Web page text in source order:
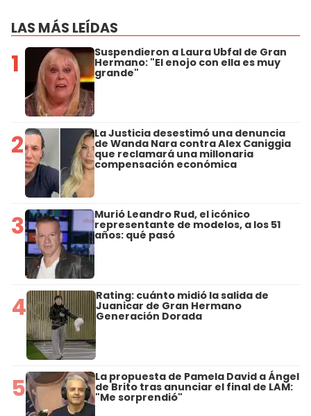
LAS MÁS LEÍDAS
1 Suspendieron a Laura Ubfal de Gran
Hermano: "El enojo con ella es muy
grande"
2 La Justicia desestimó una denuncia
de Wanda Nara contra Alex Caniggia
que reclamará una millonaria
compensación económica
3 Murió Leandro Rud, el icónico
representante de modelos, a los 51
años: qué pasó
4 Rating: cuánto midió la salida de
Juanicar de Gran Hermano
Generación Dorada
5 La propuesta de Pamela David a Ángel
de Brito tras anunciar el final de LAM:
"Me sorprendió"